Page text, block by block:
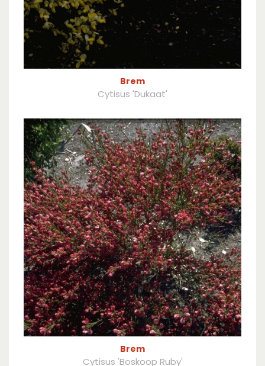
Brem
Cytisus 'Dukaat'
Brem
Cytisus 'Boskoop Ruby'